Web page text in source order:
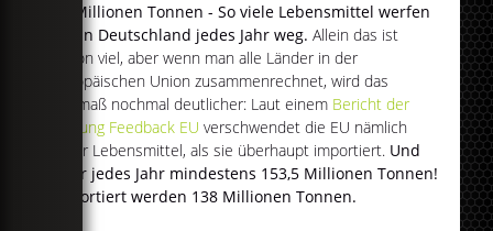
11 Millionen Tonnen - So viele Lebensmittel werfen
wir in Deutschland jedes Jahr weg. Allein das ist
schon viel, aber wenn man alle Länder in der
europäischen Union zusammenrechnet, wird das
Ausmaß nochmal deutlicher: Laut einem Bericht der
Stiftung Feedback EU verschwendet die EU nämlich
mehr Lebensmittel, als sie überhaupt importiert. Und
zwar jedes Jahr mindestens 153,5 Millionen Tonnen!
Importiert werden 138 Millionen Tonnen.